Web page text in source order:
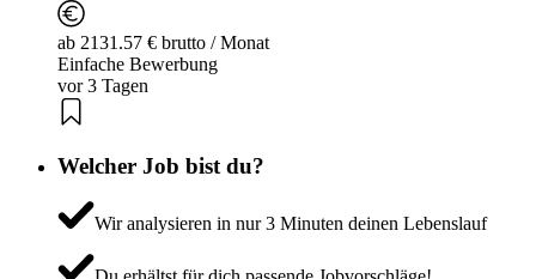
ab 2131.57 € brutto / Monat
Einfache Bewerbung
vor 3 Tagen
Welcher Job bist du?
Wir analysieren in nur 3 Minuten deinen Lebenslauf